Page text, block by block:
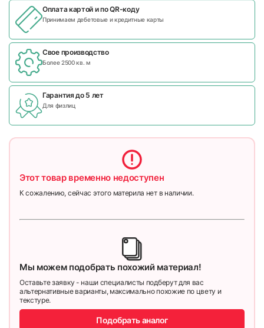
Оплата картой и поQR-коду
Принимаем дебетовые и кредитные карты
Свое производство
Более 2500 кв. м
Гарантия до 5 лет
Для физлиц
Этот товар временно недоступен
К сожалению, сейчас этого материла нет в наличии.
Мы можем подобрать похожий материал!
Оставьте заявку - наши специалисты подберут для вас
альтернативные варианты, максимально похожие по цвету и
текстуре.
Подобрать аналог